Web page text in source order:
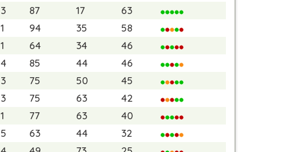
3 87 17
63
1 94 35
58
1 64 34
46
4 85 44
46
3 75 50
45
3 75 63
42
1 77 63
40
5 63 44
32